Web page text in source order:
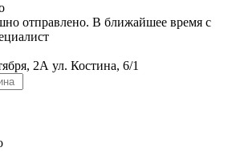
отправлено. В ближайшее время с
2А ул. Костина, 6/1